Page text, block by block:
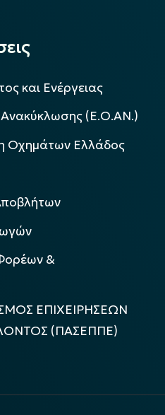
και Ενέργειας
Ανακύκλωσης (Ε.Ο.ΑΝ.)
Οχημάτων Ελλάδος
&
ΕΠΙΧΕΙΡΗΣΕΩΝ
(ΠΑΣΕΠΠΕ)